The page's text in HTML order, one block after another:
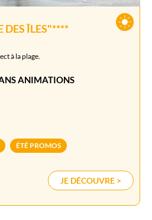
DES ÎLES"****
à la plage.
ANIMATIONS
ÉTÉ PROMOS
JE DÉCOUVRE >